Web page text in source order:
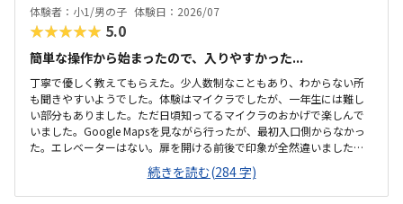
体験者：小1/男の子 体験日：2026/07
★★★★★ 5.0
簡単な操作から始まったので、入りやすかった...
丁寧で優しく教えてもらえた。少人数制なこともあり、わからない所
も聞きやすいようでした。体験はマイクラでしたが、一年生には難し
い部分もありました。ただ日頃知ってるマイクラのおかげで楽しんで
いました。Google Mapsを見ながら行ったが、最初入口側からなかっ
た。エレベーターはない。扉を開ける前後で印象が全然違いました。
とても綺麗で、広々としていました。教室内は土足でしたが、全体的
に綺麗でした。プログラミングあるあるですが、やっぱり月2回にして
は高い。他の習い事もしているので悩みどころです。マイクラで遊ん
続きを読む(284 字)